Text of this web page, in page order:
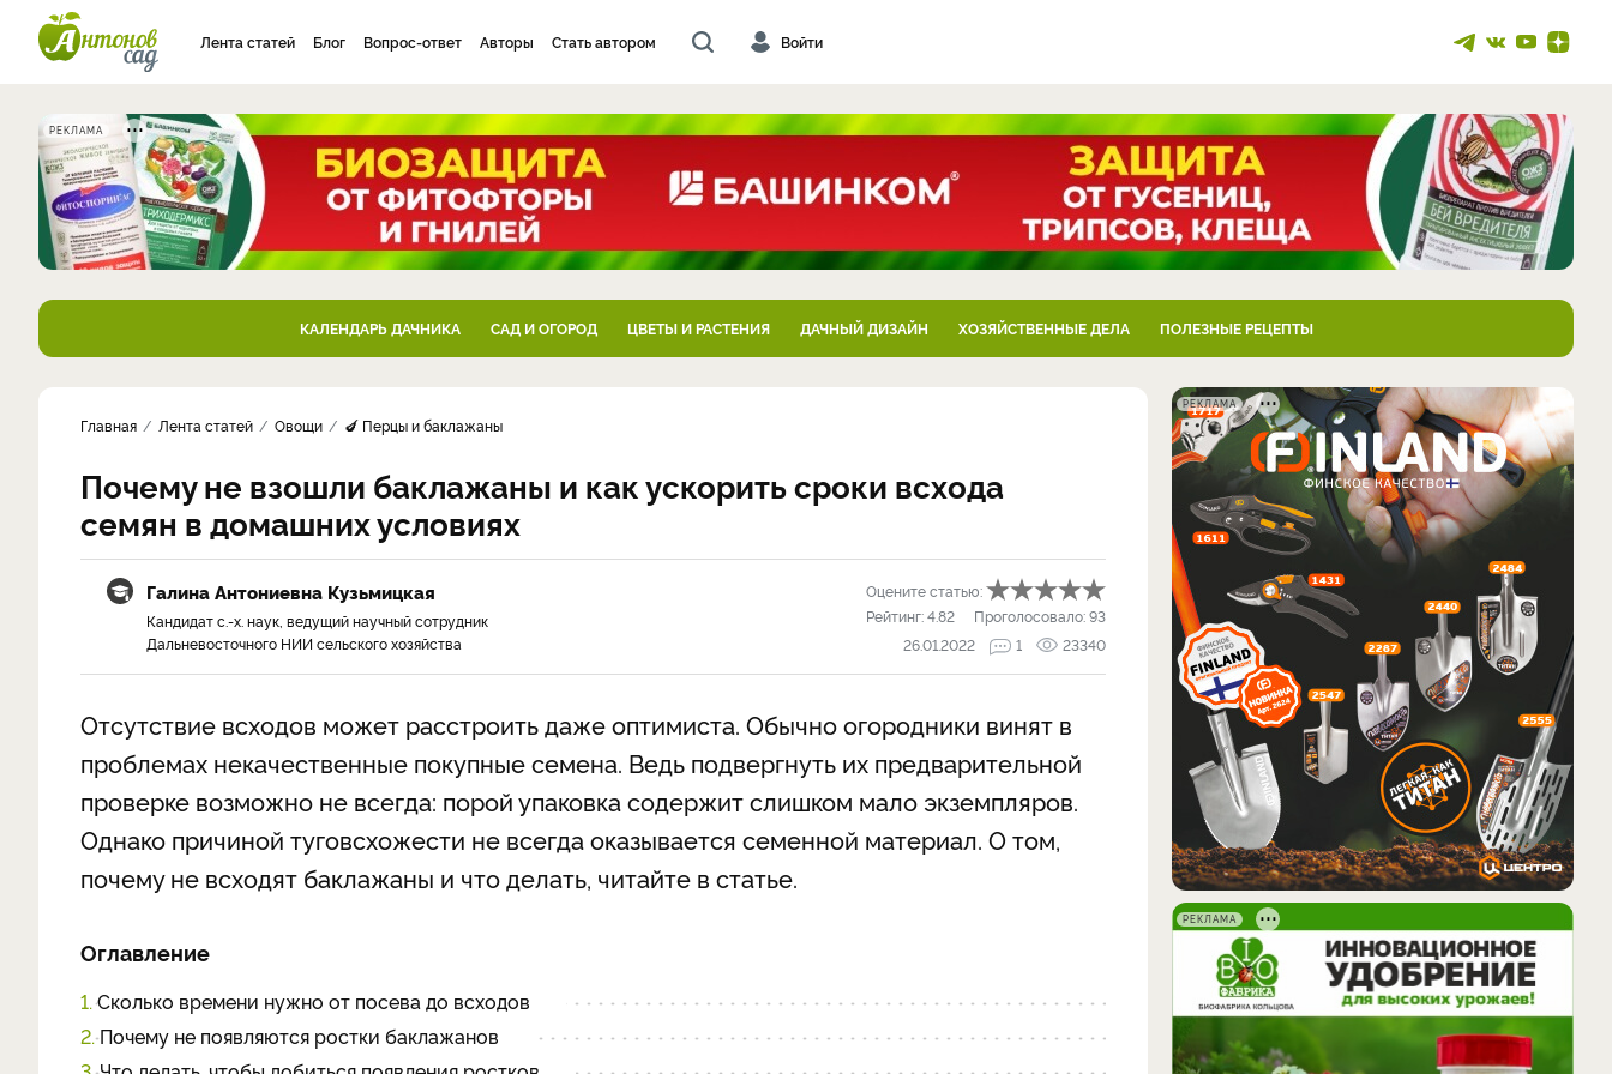
Лента статей Блог Вопрос-ответ Авторы Стать автором Войти
РЕКЛАМА
КАЛЕНДАРЬ ДАЧНИКА САД И ОГОРОД ЦВЕТЫ И РАСТЕНИЯ ДАЧНЫЙ ДИЗАЙН ХОЗЯЙСТВЕННЫЕ ДЕЛА ПОЛЕЗНЫЕ РЕЦЕПТЫ
Главная Лента статей Овощи 🍆 Перцы и баклажаны
Почему не взошли баклажаны и как ускорить сроки всхода
семян в домашних условиях
Галина Антониевна Кузьмицкая
Кандидат с.-х. наук, ведущий научный сотрудник
Дальневосточного НИИ сельского хозяйства
Оцените статью:
Рейтинг:4.82 Проголосовало:93
26.01.2022
1 23340
Отсутствие всходов может расстроить даже оптимиста. Обычно огородники винят в
проблемах некачественные покупные семена. Ведь подвергнуть их предварительной
проверке возможно не всегда: порой упаковка содержит слишком мало экземпляров.
Однако причиной туговсхожести не всегда оказывается семенной материал. О том,
почему не всходят баклажаны и что делать, читайте в статье.
Оглавление
1. Сколько времени нужно от посева до всходов
2. Почему не появляются ростки баклажанов
РЕКЛАМА
РЕКЛАМА